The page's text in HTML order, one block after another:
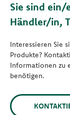
Sie sind
Händler/in,
Interessieren Sie
Produkte?
Informationen zu
benötigen.